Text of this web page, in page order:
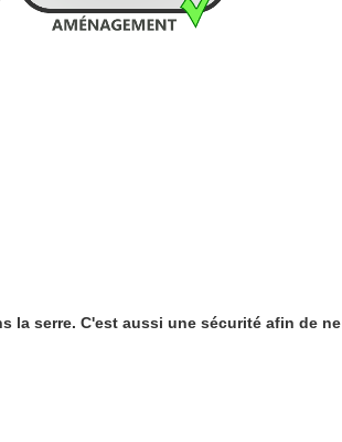
la serre. C'est aussi une sécurité afin de ne